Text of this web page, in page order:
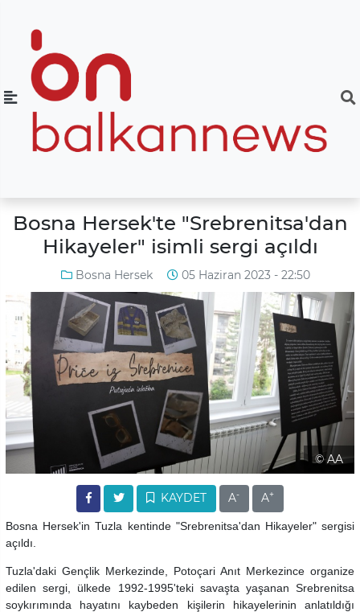
Bosna Hersek'te "Srebrenitsa'dan
Hikayeler" isimli sergi açıldı
Bosna Hersek 05 Haziran 2023 - 22:50
© AA
KAYDET A- A+
Bosna Hersek'in Tuzla kentinde "Srebrenitsa'dan Hikayeler" sergisi
açıldı.
Tuzla'daki Gençlik Merkezinde, Potoçari Anıt Merkezince organize
edilen sergi, ülkede 1992-1995'teki savaşta yaşanan Srebrenitsa
soykırımında hayatını kaybeden kişilerin hikayelerinin anlatıldığı